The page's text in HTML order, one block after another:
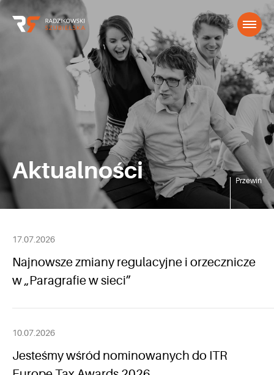
Aktualności Przewiń
17.07.2026
Najnowsze zmiany regulacyjne i orzecznicze
w „Paragrafie w sieci”
10.07.2026
Jesteśmy wśród nominowanych do ITR